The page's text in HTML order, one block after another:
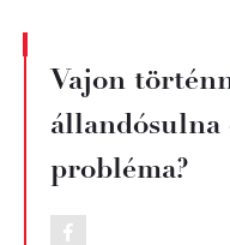
Vajon
állandósulna
probléma?